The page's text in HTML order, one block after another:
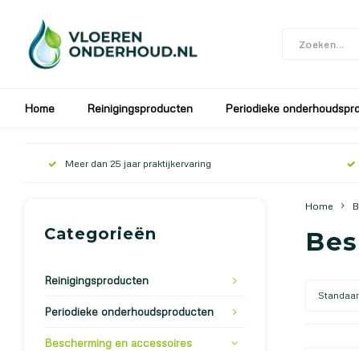
Home Reinigingsproducten Periodieke
Meer dan 25 jaar praktijkervaring
Categorieën
Reinigingsproducten
Periodieke onderhoudsproducten
Bescherming en accessoires
Home